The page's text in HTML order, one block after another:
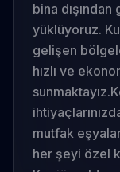
bina
yüklüyoruz.
gelişen
hızlı ve
sunmaktayız.
mutfak
her şeyi özel